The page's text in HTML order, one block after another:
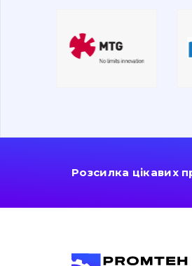
Розсилка цікавих